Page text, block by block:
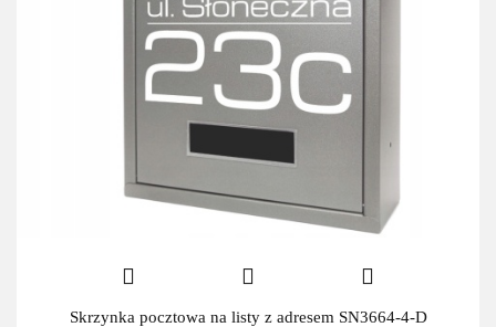
Skrzynka pocztowa na listy z adresem SN3664-4-D